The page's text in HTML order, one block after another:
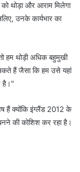
थोड़ा और आराम मिलेगा
उनके कार्यभार का
हम थोड़ी अधिक बहुमुखी
हैं जैसा कि हम उसे यहां
है।"
हैं क्योंकि इंग्लैंड 2012 के
की कोशिश कर रहा है।